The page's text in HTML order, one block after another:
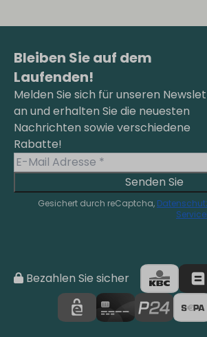
Bleiben Sie auf dem
Laufenden!
Melden Sie sich für unseren
an und erhalten Sie die neuesten
Nachrichten sowie verschiedene
Rabatte!
Senden Sie
Gesichert durch reCaptcha,
Bezahlen Sie sicher